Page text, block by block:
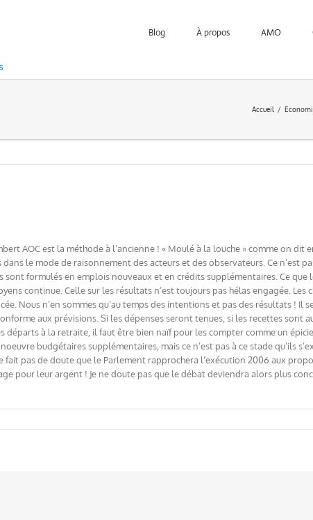
Blog À propos AMO
Accueil
AOC est la méthode à l’ancienne ! « Moulé à la louche » comme on dit
le mode de raisonnement des acteurs et des observateurs. Ce n’est
formulés en emplois nouveaux et en crédits supplémentaires. Ce
continue. Celle sur les résultats n’est toujours pas hélas engagée. Les
Nous n’en sommes qu’au temps des intentions et pas des résultats ! Il
aux prévisions. Si les dépenses seront tenues, si les recettes sont
départs à la retraite, il faut être bien naïf pour les compter comme un
budgétaires supplémentaires, mais ce n’est pas à ce stade qu’ils
pas de doute que le Parlement rapprochera l’exécution 2006 aux
pour leur argent ! Je ne doute pas que le débat deviendra alors plus